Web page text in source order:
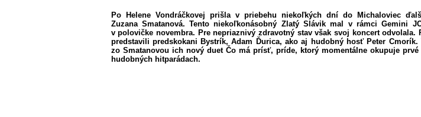
Po Helene Vondráčkovej prišla v priebehu niekoľkých dní do Michaloviec
Zuzana Smatanová. Tento niekoľkonásobný Zlatý Slávik mal v rámci Gemini
v polovičke novembra. Pre nepriaznivý zdravotný stav však svoj koncert odvolala.
predstavili predskokani Bystrík, Adam Ďurica, ako aj hudobný hosť Peter Cmorík.
zo Smatanovou ich nový duet Čo má prísť, príde, ktorý momentálne okupuje prvé
hudobných hitparádach.